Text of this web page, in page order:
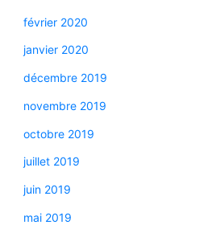
février 2020
janvier 2020
décembre 2019
novembre 2019
octobre 2019
juillet 2019
juin 2019
mai 2019